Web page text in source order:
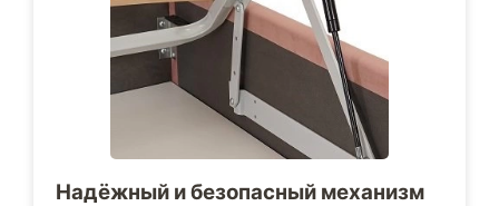
Надёжный и безопасный механизм